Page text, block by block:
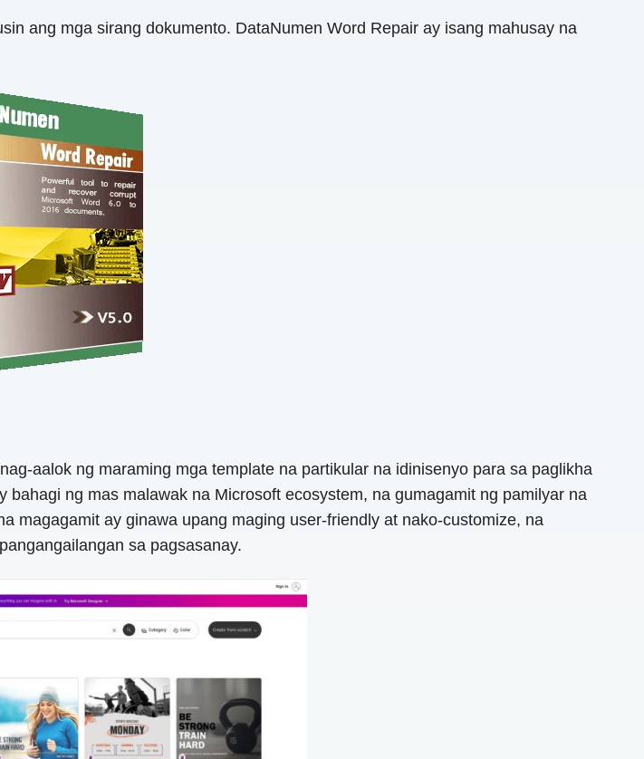
ang mga sirang dokumento. DataNumen Word Repair ay isang mahusay na
aalok ng maraming mga template na partikular na idinisenyo para sa paglikha
ng mas malawak na Microsoft ecosystem, na gumagamit ng pamilyar na
magagamit ay ginawa upang maging user-friendly at nako-customize, na
sa pagsasanay.